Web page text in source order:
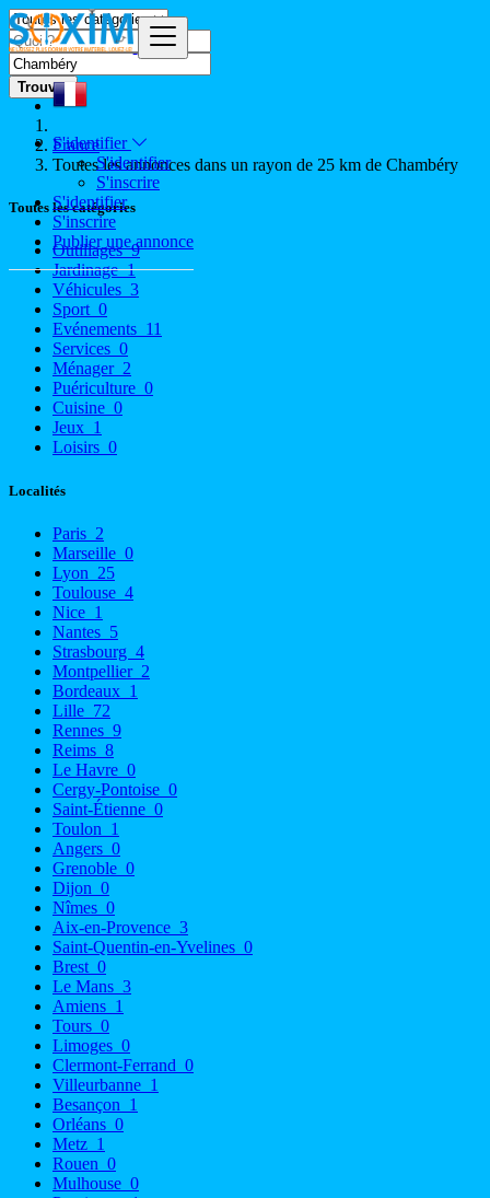
S'identifier
S'identifier
S'inscrire
S'identifier
S'inscrire
Publier une annonce
Trouver
France
Toutes les annonces dans un rayon de 25 km de Chambéry
Toutes les catégories
Outillages9
Jardinage1
Véhicules 3
Sport 0
Evénements 11
Services 0
Ménager 2
Puériculture 0
Cuisine 0
Jeux 1
Loisirs 0
Localités
Paris 2
Marseille 0
Lyon 25
Toulouse 4
Nice 1
Nantes 5
Strasbourg 4
Montpellier 2
Bordeaux 1
Lille 72
Rennes 9
Reims 8
Le Havre 0
Cergy-Pontoise 0
Saint-Étienne 0
Toulon 1
Angers 0
Grenoble 0
Dijon 0
Nîmes 0
Aix-en-Provence 3
Saint-Quentin-en-Yvelines 0
Brest 0
Le Mans 3
Amiens 1
Tours 0
Limoges 0
Clermont-Ferrand 0
Villeurbanne 1
Besançon 1
Orléans 0
Metz 1
Rouen 0
Mulhouse 0